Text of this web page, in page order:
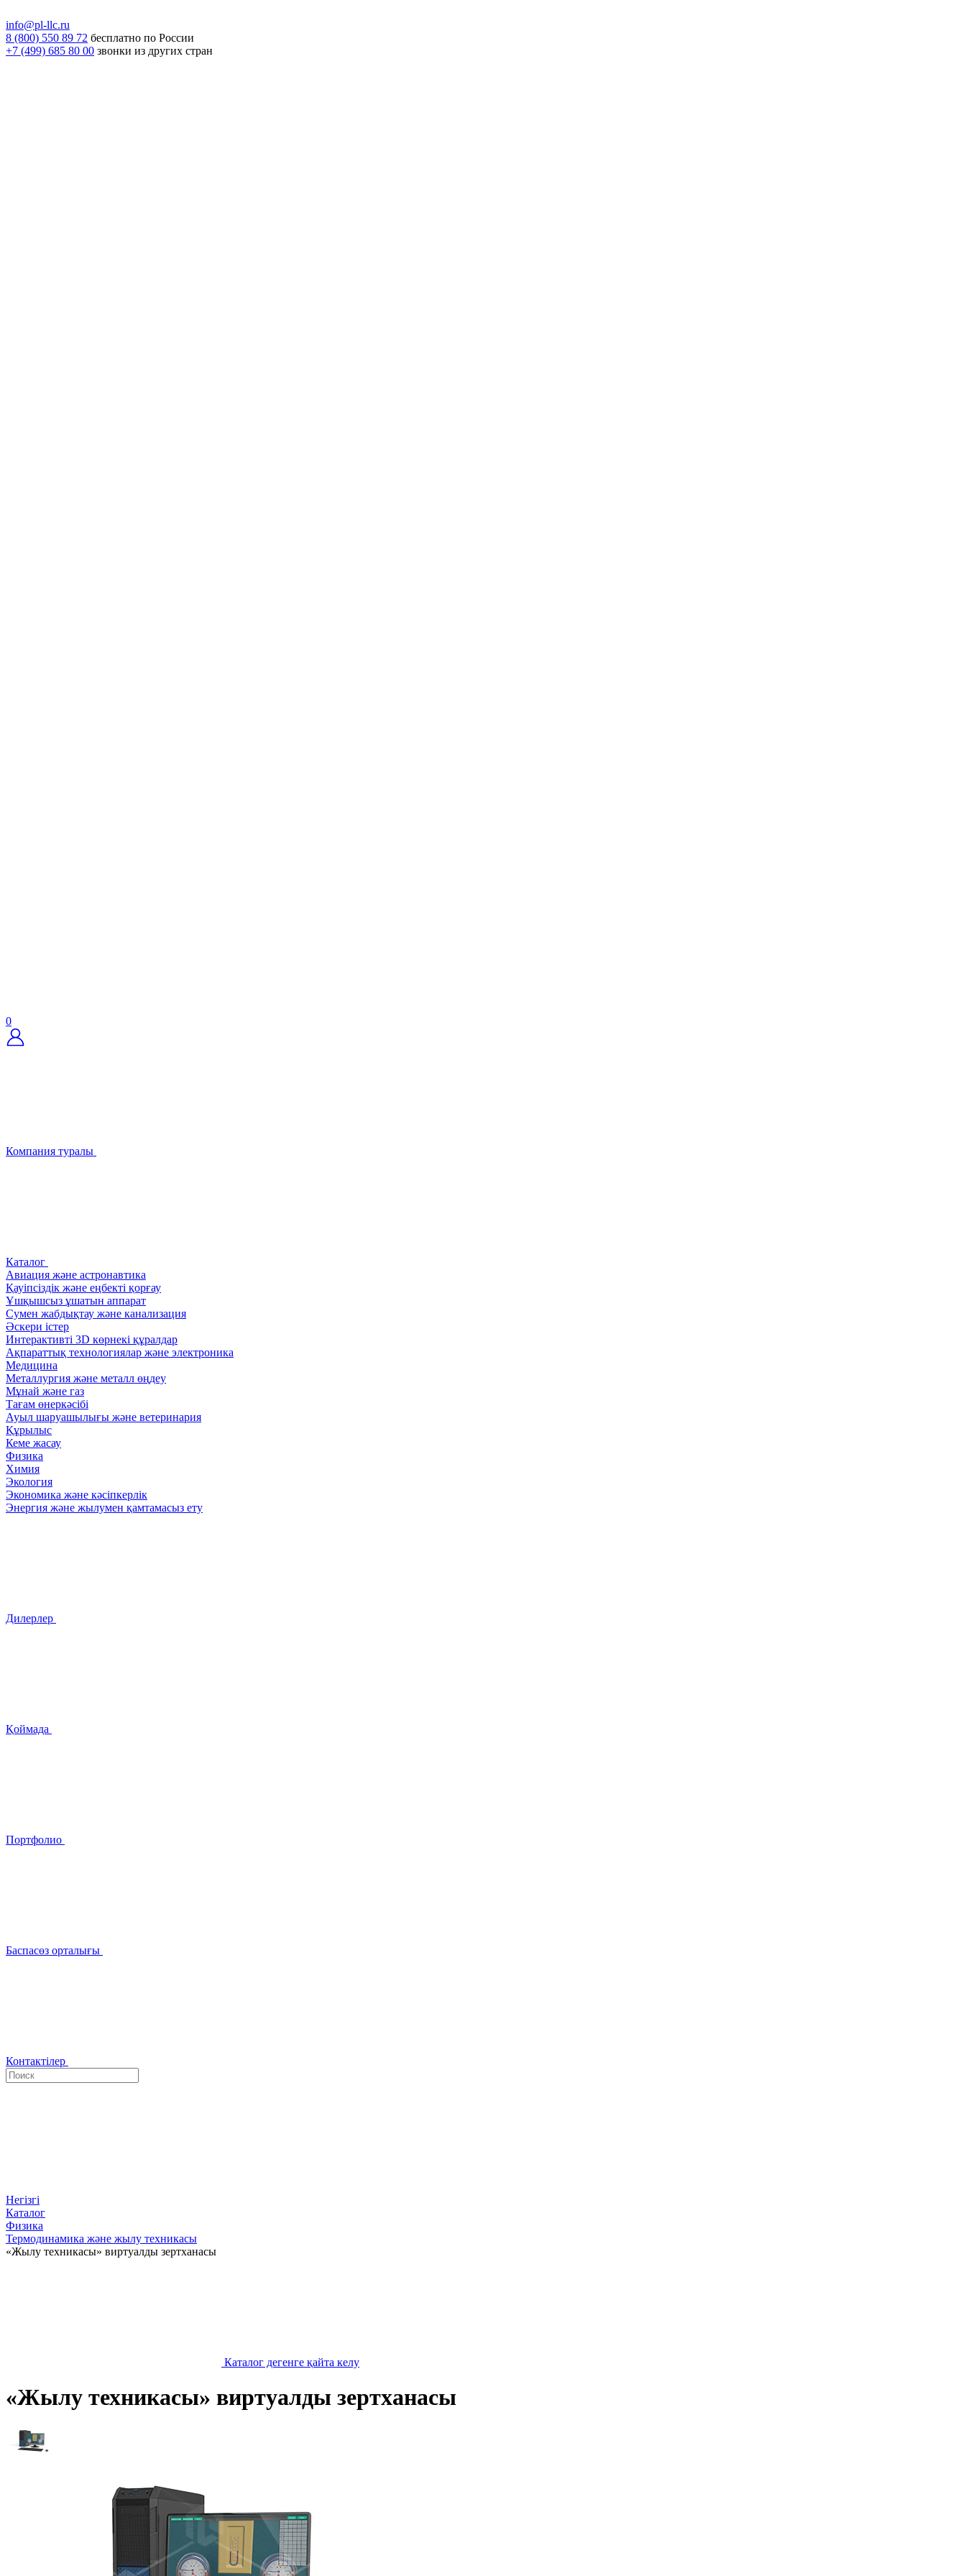
info@pl-llc.ru
8 (800) 550 89 72 бесплатно по России
+7 (499) 685 80 00 звонки из других стран
0
Компания туралы
Каталог
Авиация және астронавтика
Қауіпсіздік және еңбекті қорғау
Ұшқышсыз ұшатын аппарат
Сумен жабдықтау және канализация
Әскери істер
Интерактивті 3D көрнекі құралдар
Ақпараттық технологиялар және электроника
Медицина
Металлургия және металл өңдеу
Мұнай және газ
Тағам өнеркәсібі
Ауыл шаруашылығы және ветеринария
Құрылыс
Кеме жасау
Физика
Химия
Экология
Экономика және кәсіпкерлік
Энергия және жылумен қамтамасыз ету
Дилерлер
Қоймада
Портфолио
Баспасөз орталығы
Контактілер
Негізгі
Каталог
Физика
Термодинамика және жылу техникасы
«Жылу техникасы» виртуалды зертханасы
Каталог дегенге қайта келу
«Жылу техникасы» виртуалды зертханасы